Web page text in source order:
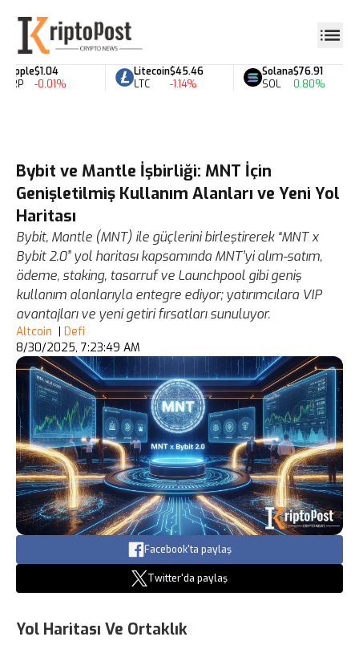
$1.04
-0.01%
Litecoin
LTC
$45.46
-1.14%
Solana
SOL
$76.91
0.80%
Bybit ve Mantle İşbirliği: MNT İçin
Genişletilmiş Kullanım Alanları ve Yeni Yol
Haritası
Bybit, Mantle (MNT) ile güçlerini birleştirerek “MNT x
Bybit 2.0” yol haritası kapsamında MNT’yi alım-satım,
ödeme, staking, tasarruf ve Launchpool gibi geniş
kullanım alanlarıyla entegre ediyor; yatırımcılara VIP
avantajları ve yeni getiri fırsatları sunuluyor.
Altcoin | Defi
8/30/2025, 7:23:49 AM
Facebook'ta paylaş
Twitter'da paylaş
Yol Haritası Ve Ortaklık